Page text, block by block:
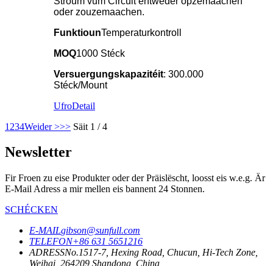
oder zouzemaachen.
FunktiounTemperaturkontroll
MOQ1000 Stéck
Versuergungskapazitéit: 300.000
Stéck/Mount
UfroDetail
1 234Weider >>> Säit 1 / 4
Newsletter
Fir Froen zu eise Produkter oder der Präislëscht, loosst eis w.e.g. Är
E-Mail Adress a mir mellen eis bannent 24 Stonnen.
SCHÉCKEN
E-MAILgibson@sunfull.com
TELEFON+86 631 5651216
ADRESSNo.1517-7, Hexing Road, Chucun, Hi-Tech Zone,
Weihai, 264209 Shandong, China